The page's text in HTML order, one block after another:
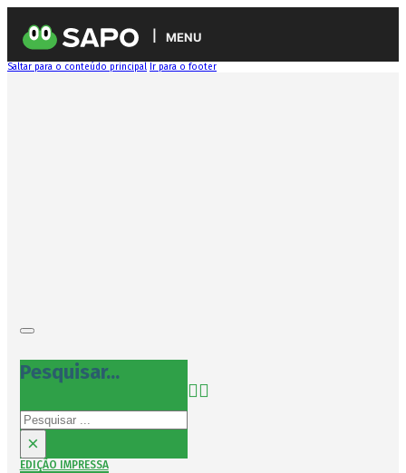
MENU
Saltar para o conteúdo principal Ir para o footer
Pesquisar...
Pesquisar
×
EDIÇÃO IMPRESSA